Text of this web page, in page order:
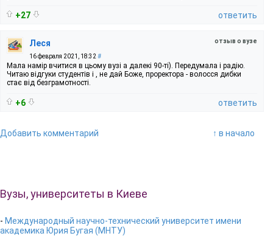
+27 ответить
отзыв о вузе
Леся
16 февраля 2021, 18:32 #
Мала намір вчитися в цьому вузі а далекі 90-ті). Передумала і радію.
Читаю відгуки студентів і , не дай Боже, проректора - волосся дибки
стає від безграмотності.
+6 ответить
Добавить комментарий ↑ в начало
Вузы, университеты в Киеве
- Международный научно-технический университет имени
академика Юрия Бугая (МНТУ)